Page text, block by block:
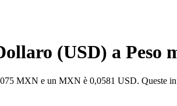
(USD) a Peso
MXN e un MXN è 0,0581 USD. Queste